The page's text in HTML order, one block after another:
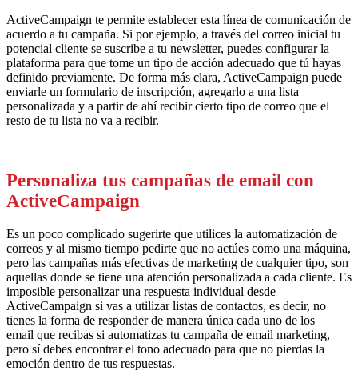
ActiveCampaign te permite estableceresta línea de comunicación de
acuerdo a tu campaña. Si por ejemplo, a través del correo inicial tu
potencial cliente se suscribe a tu newsletter, puedes configurar la
plataforma para que tome un tipo de acción adecuado que tú hayas
definido previamente. De forma más clara, ActiveCampaign puede
enviarle un formulario de inscripción, agregarlo a una lista
personalizada y a partir de ahí recibir cierto tipo de correo que el
resto de tu lista no va a recibir.
Personaliza tus campañas de email con
ActiveCampaign
Es un poco complicado sugerirte que utilices la automatización de
correos y al mismo tiempo pedirte que no actúes como una máquina,
pero las campañas más efectivas de marketing de cualquier tipo, son
aquellas donde se tiene una atención personalizada a cada cliente. Es
imposible personalizar una respuesta individual desde
ActiveCampaign si vas a utilizar listas de contactos, es decir, no
tienes la forma de responder de manera única cada uno de los
email que recibas si automatizas tu campaña de email marketing,
pero sídebes encontrar el tono adecuado para que no pierdas la
emoción dentro de tus respuestas.